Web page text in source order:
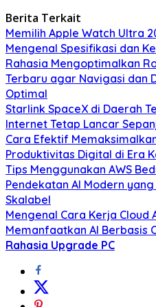
Berita Terkait
Memilih Apple Watch Ultra
Mengenal Spesifikasi dan
Rahasia Mengoptimalkan
Terbaru agar Navigasi dan
Optimal
Starlink SpaceX di Daerah
Internet Tetap Lancar
Cara Efektif
Produktivitas Digital di Era
Tips Menggunakan AWS
Pendekatan AI Modern
Skalabel
Mengenal Cara Kerja Cloud
Memanfaatkan AI Berbasis
Rahasia Upgrade PC